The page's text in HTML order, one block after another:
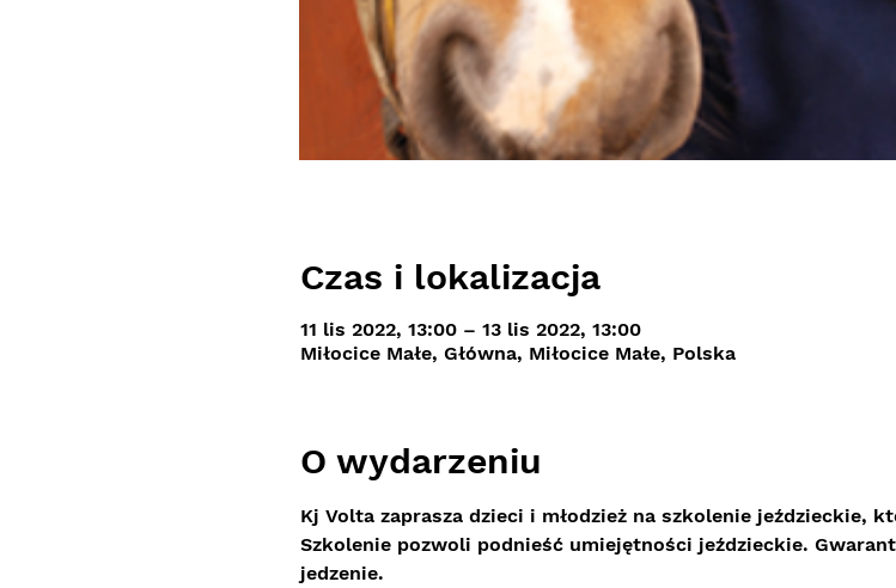
Czas i lokalizacja
11 lis 2022, 13:00 – 13 lis 2022, 13:00
Miłocice Małe, Główna, Miłocice Małe, Polska
O wydarzeniu
Kj Volta zaprasza dzieci i młodzież na szkolenie jeździeckie,
Szkolenie pozwoli podnieść umiejętności jeździeckie.
jedzenie.